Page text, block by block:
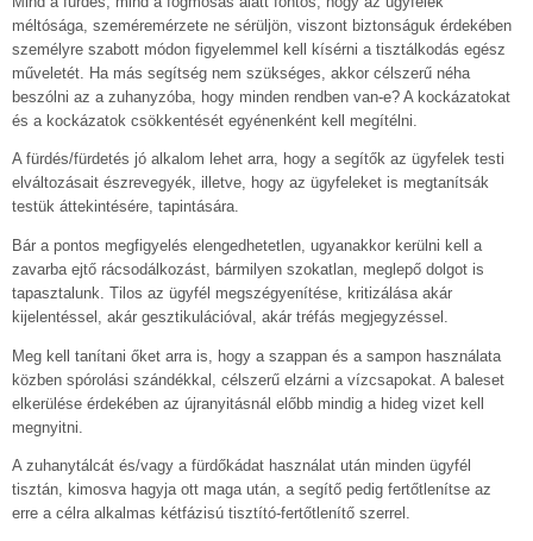
méltósága, szeméremérzete ne sérüljön, viszont biztonságuk érdekében
személyre szabott módon figyelemmel kell kísérni a tisztálkodás egész
műveletét. Ha más segítség nem szükséges, akkor célszerű néha
beszólni az a zuhanyzóba, hogy minden rendben van-e? A kockázatokat
és a kockázatok csökkentését egyénenként kell megítélni.
A fürdés/fürdetés jó alkalom lehet arra, hogy a segítők az ügyfelek testi
elváltozásait észrevegyék, illetve, hogy az ügyfeleket is megtanítsák
testük áttekintésére, tapintására.
Bár a pontos megfigyelés elengedhetetlen, ugyanakkor kerülni kell a
zavarba ejtő rácsodálkozást, bármilyen szokatlan, meglepő dolgot is
tapasztalunk. Tilos az ügyfél megszégyenítése, kritizálása akár
kijelentéssel, akár gesztikulációval, akár tréfás megjegyzéssel.
Meg kell tanítani őket arra is, hogy a szappan és a sampon használata
közben spórolási szándékkal, célszerű elzárni a vízcsapokat. A baleset
elkerülése érdekében az újranyitásnál előbb mindig a hideg vizet kell
megnyitni.
A zuhanytálcát és/vagy a fürdőkádat használat után minden ügyfél
tisztán, kimosva hagyja ott maga után, a segítő pedig fertőtlenítse az
erre a célra alkalmas kétfázisú tisztító-fertőtlenítő szerrel.